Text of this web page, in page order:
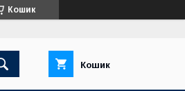
Кошик
Кошик